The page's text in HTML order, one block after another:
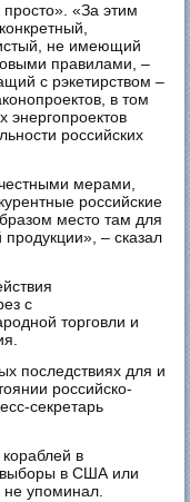
«За этим
не имеющий
правилами, –
с рэкетирством –
в том
энергопроектов
российских
мерами,
российские
место там для
– сказал
с
торговли и
последствиях для и
российско-
секретарь
в
выборы в США или
не упоминал.